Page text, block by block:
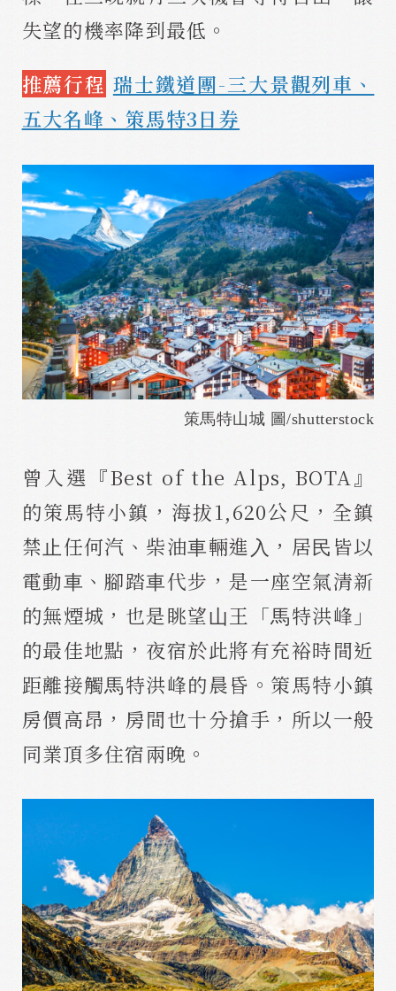
失望的機率降到最低。
推薦行程 瑞士鐵道團-三大景觀列車、
五大名峰、策馬特3日券
策馬特山城 圖/shutterstock
曾入選『Best of the Alps, BOTA』
的策馬特小鎮，海拔1,620公尺，全鎮
禁⽌任何汽、柴油⾞輛進⼊，居⺠皆以
電動⾞、腳踏⾞代步，是一座空氣清新
的無煙城，也是眺望⼭王「⾺特洪峰」
的最佳地點，夜宿於此將有充裕時間近
距離接觸⾺特洪峰的晨昏。策馬特小鎮
房價高昂，房間也十分搶手，所以一般
同業頂多住宿兩晚。